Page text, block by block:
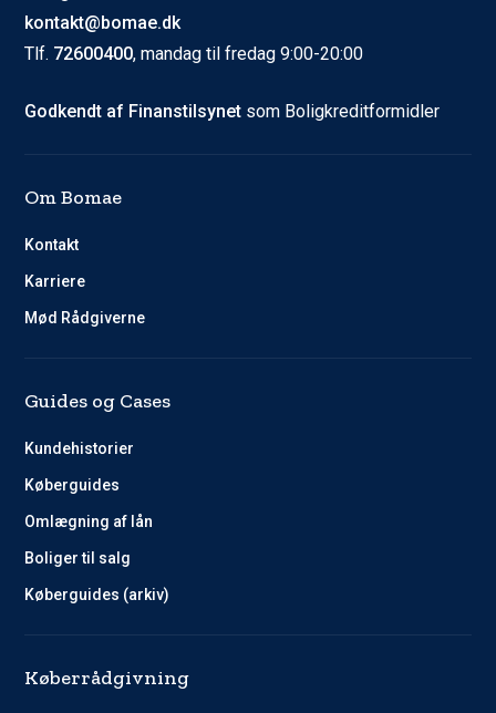
kontakt@bomae.dk
Tlf. 72600400, mandag til fredag 9:00-20:00
Godkendt af Finanstilsynet som Boligkreditformidler
Om Bomae
Kontakt
Karriere
Mød Rådgiverne
Guides og Cases
Kundehistorier
Køberguides
Omlægning af lån
Boliger til salg
Køberguides (arkiv)
Køberrådgivning